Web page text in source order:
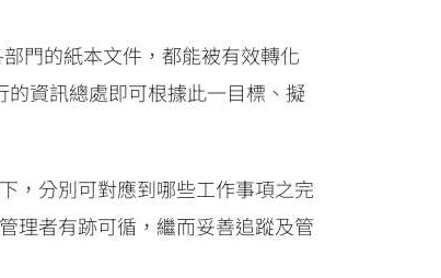
門的紙本文件，都能被有效轉化
資訊總處即可根據此一目標、擬
，分別可對應到哪些工作事項之完
理者有跡可循，繼而妥善追蹤及管